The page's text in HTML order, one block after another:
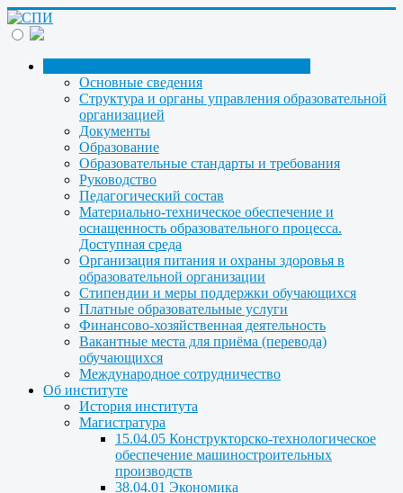
Основные сведения
Структура и органы управления образовательной
организацией
Документы
Образование
Образовательные стандарты и требования
Руководство
Педагогический состав
Материально-техническое обеспечение и
оснащенность образовательного процесса.
Доступная среда
Организация питания и охраны здоровья в
образовательной организации
Стипендии и меры поддержки обучающихся
Платные образовательные услуги
Финансово-хозяйственная деятельность
Вакантные места для приёма (перевода)
обучающихся
Международное сотрудничество
Об институте
История института
Магистратура
15.04.05 Конструкторско-технологическое
обеспечение машиностроительных
производств
38.04.01 Экономика